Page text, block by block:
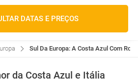
DATAS E PREÇOS
Sul Da Europa: A Costa Azul Com
da Costa Azul e Itália